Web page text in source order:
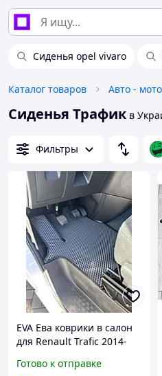
Сиденья opel vivaro
Каталог товаров Авто - мото
Сиденья Трафик в
Фильтры
EVA Ева коврики в салон
для Renault Trafic 2014-
сидениями / Рено Трафик
Готово к отправке